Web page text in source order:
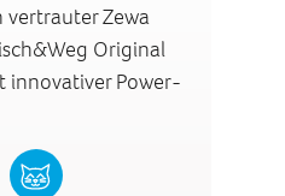
vertrauter Zewa
Original
innovativer Power-